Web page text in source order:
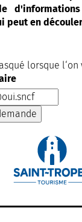
peut en
lorsque